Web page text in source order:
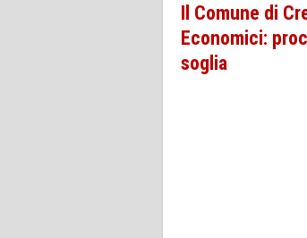
Il Comune di
Economici:
soglia